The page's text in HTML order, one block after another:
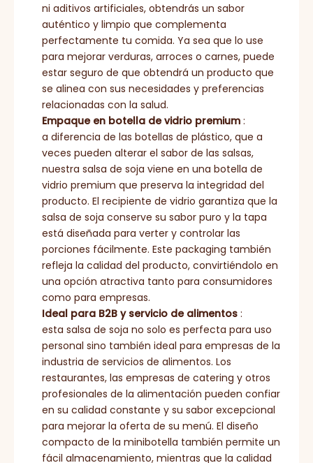
ni aditivos artificiales, obtendrás un sabor
auténtico y limpio que complementa
perfectamente tu comida. Ya sea que lo use
para mejorar verduras, arroces o carnes, puede
estar seguro de que obtendrá un producto que
se alinea con sus necesidades y preferencias
relacionadas con la salud.
Empaque en botella de vidrio premium :
a diferencia de las botellas de plástico, que a
veces pueden alterar el sabor de las salsas,
nuestra salsa de soja viene en una botella de
vidrio premium que preserva la integridad del
producto. El recipiente de vidrio garantiza que la
salsa de soja conserve su sabor puro y la tapa
está diseñada para verter y controlar las
porciones fácilmente. Este packaging también
refleja la calidad del producto, convirtiéndolo en
una opción atractiva tanto para consumidores
como para empresas.
Ideal para B2B y servicio de alimentos :
esta salsa de soja no solo es perfecta para uso
personal sino también ideal para empresas de la
industria de servicios de alimentos. Los
restaurantes, las empresas de catering y otros
profesionales de la alimentación pueden confiar
en su calidad constante y su sabor excepcional
para mejorar la oferta de su menú. El diseño
compacto de la minibotella también permite un
fácil almacenamiento, mientras que la calidad